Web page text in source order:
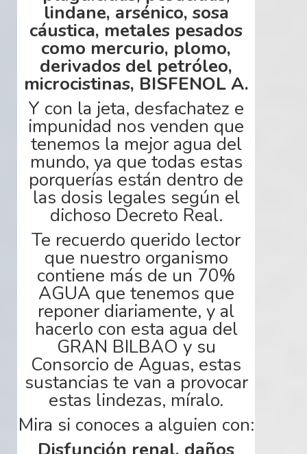
lindane, arsénico, sosa
cáustica, metales pesados
como mercurio, plomo,
derivados del petróleo,
microcistinas, BISFENOL A.
Y con la jeta, desfachatez e
impunidad nos venden que
tenemos la mejor agua del
mundo, ya que todas estas
porquerías están dentro de
las dosis legales según el
dichoso Decreto Real.
Te recuerdo querido lector
que nuestro organismo
contiene más de un 70%
AGUA que tenemos que
reponer diariamente, y al
hacerlo con esta agua del
GRAN BILBAO y su
Consorcio de Aguas, estas
sustancias te van a provocar
estas lindezas, míralo.
Mira si conoces a alguien con: